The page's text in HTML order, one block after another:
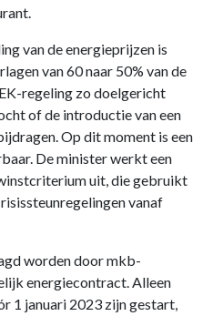
van de energieprijzen is
van 60 naar 50% van de
regeling zo doelgericht
of de introductie van een
Op dit moment is een
De minister werkt een
uit, die gebruikt
vanaf
worden door mkb-
energiecontract. Alleen
1 januari 2023 zijn gestart,